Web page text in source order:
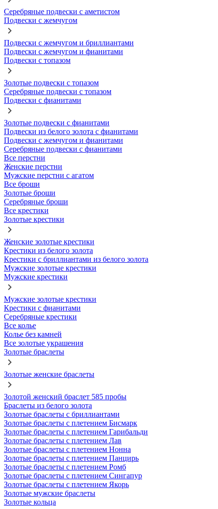
Серебряные подвески с аметистом
Подвески с жемчугом
Подвески с жемчугом и бриллиантами
Подвески с жемчугом и фианитами
Подвески с топазом
Золотые подвески с топазом
Серебряные подвески с топазом
Подвески с фианитами
Золотые подвески с фианитами
Подвески из белого золота с фианитами
Подвески с жемчугом и фианитами
Серебряные подвески с фианитами
Все перстни
Женские перстни
Мужские перстни с агатом
Все броши
Золотые броши
Серебряные броши
Все крестики
Золотые крестики
Женские золотые крестики
Крестики из белого золота
Крестики с бриллиантами из белого золота
Мужские золотые крестики
Мужские крестики
Мужские золотые крестики
Крестики с фианитами
Серебряные крестики
Все колье
Колье без камней
Все золотые украшения
Золотые браслеты
Золотые женские браслеты
Золотой женский браслет 585 пробы
Браслеты из белого золота
Золотые браслеты с бриллиантами
Золотые браслеты с плетением Бисмарк
Золотые браслеты с плетением Гарибальди
Золотые браслеты с плетением Лав
Золотые браслеты с плетением Нонна
Золотые браслеты с плетением Панцирь
Золотые браслеты с плетением Ромб
Золотые браслеты с плетением Сингапур
Золотые браслеты с плетением Якорь
Золотые мужские браслеты
Золотые кольца